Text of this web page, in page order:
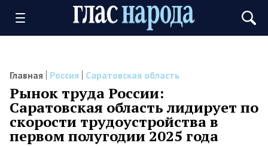
Главная Россия Саратовская область
Рынок труда России:
Саратовская область лидирует по
скорости трудоустройства в
первом полугодии 2025 года